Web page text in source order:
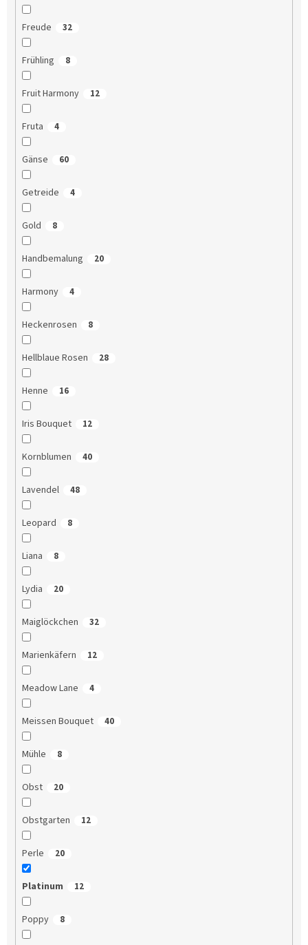
Freude 32
Frühling 8
Fruit Harmony 12
Fruta 4
Gänse 60
Getreide 4
Gold 8
Handbemalung 20
Harmony 4
Heckenrosen 8
Hellblaue Rosen 28
Henne 16
Iris Bouquet 12
Kornblumen 40
Lavendel 48
Leopard 8
Liana 8
Lydia 20
Maiglöckchen 32
Marienkäfern 12
Meadow Lane 4
Meissen Bouquet 40
Mühle 8
Obst 20
Obstgarten 12
Perle 20
Platinum 12
Poppy 8